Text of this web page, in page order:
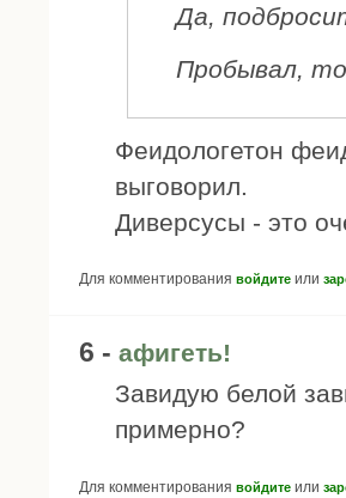
Да,
Пробывал,
Феидологетон
выговорил.
Диверсусы - это
Для комментирования войдите или
6 - афигеть!
Завидую белой
примерно?
Для комментирования войдите или